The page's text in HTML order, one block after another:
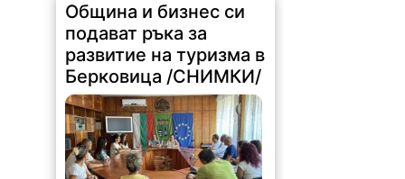
Община и бизнес си
подават ръка за
развитие на туризма в
Берковица /СНИМКИ/